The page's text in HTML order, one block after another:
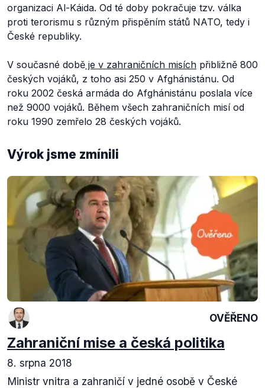
organizaci Al-Káida. Od té doby pokračuje tzv. válka
proti terorismu s různým přispěním států NATO, tedy i
České republiky.
V současné době je v zahraničních misích přibližně 800
českých vojáků, z toho asi 250 v Afghánistánu. Od
roku 2002 česká armáda do Afghánistánu poslala více
než 9000 vojáků. Během všech zahraničních misí od
roku 1990 zemřelo 28 českých vojáků.
Výrok jsme zmínili
OVĚŘENO
Zahraniční mise a česká politika
8. srpna 2018
Ministr vnitra a zahraničí v jedné osobě v České